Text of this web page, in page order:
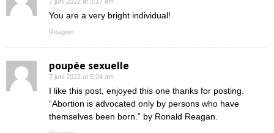
You are a very bright individual!
Reageer
poupée sexuelle
7 juni 2022 at 5:24 am
I like this post, enjoyed this one thanks for posting.
“Abortion is advocated only by persons who have
themselves been born.” by Ronald Reagan.